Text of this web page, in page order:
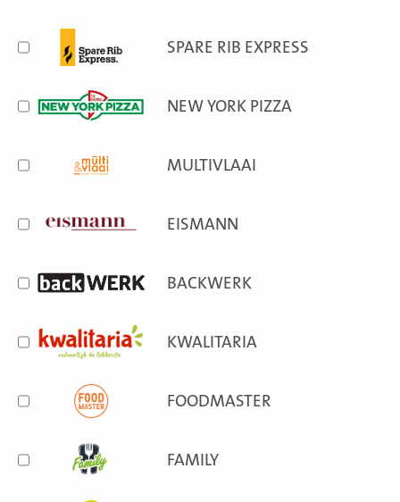
SPARE RIB EXPRESS
NEW YORK PIZZA
MULTIVLAAI
EISMANN
BACKWERK
KWALITARIA
FOODMASTER
FAMILY